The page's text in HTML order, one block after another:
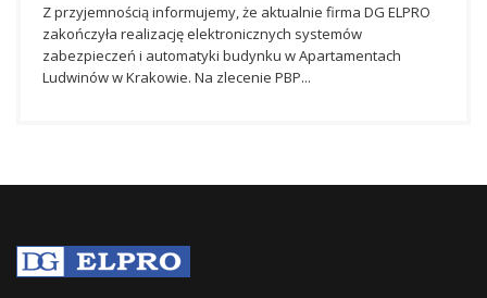
Z przyjemnością informujemy, że aktualnie firma DG ELPRO
zakończyła realizację elektronicznych systemów
zabezpieczeń i automatyki budynku w Apartamentach
Ludwinów w Krakowie. Na zlecenie PBP...